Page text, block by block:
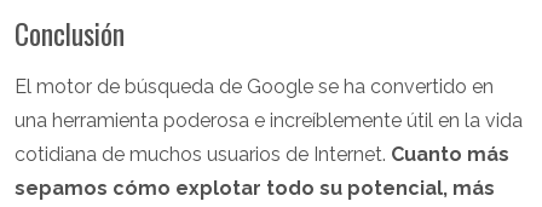
Conclusión
El motor de búsqueda de Google se ha convertido en
una herramienta poderosa e increíblemente útil en la vida
cotidiana de muchos usuarios de Internet. Cuanto más
sepamos cómo explotar todo su potencial, más